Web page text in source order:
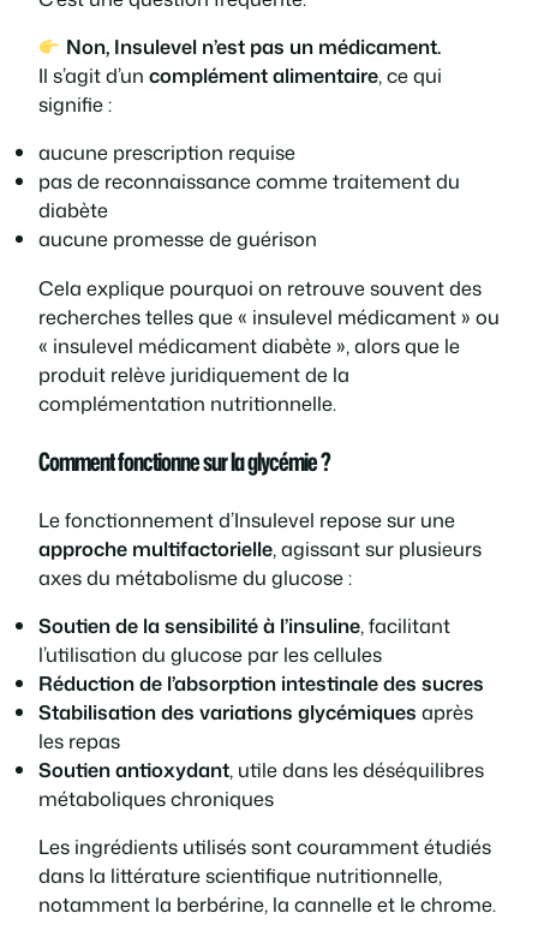
Non, Insulevel n’est pas un médicament.
Il s’agit d’un complément alimentaire, ce qui
signifie :
aucune prescription requise
pas de reconnaissance comme traitement du
diabète
aucune promesse de guérison
Cela explique pourquoi on retrouve souvent des
recherches telles que« insulevel médicament » ou
« insulevel médicament diabète », alors que le
produit relève juridiquement de la
complémentation nutritionnelle.
Comment fonctionne sur la glycémie ?
Le fonctionnement d’Insulevel repose sur une
approche multifactorielle, agissant sur plusieurs
axes du métabolisme du glucose :
Soutien de la sensibilité à l’insuline, facilitant
l’utilisation du glucose par les cellules
Réduction de l’absorption intestinale des sucres
Stabilisation des variations glycémiques après
les repas
Soutien antioxydant, utile dans les déséquilibres
métaboliques chroniques
Les ingrédients utilisés sont couramment étudiés
dans la littérature scientifique nutritionnelle,
notamment la berbérine, la cannelle et le chrome.